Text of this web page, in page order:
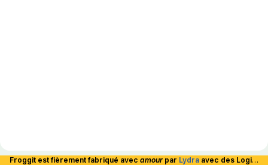
Froggit est fièrement fabriqué avec amour par Lydra avec des Logiciels Libres et hébergé en